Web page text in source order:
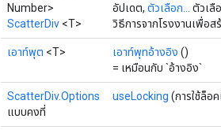
Number>
ScatterDiv <T>
อัปเดต, ตัวเลือก...
ตัวเลื
วิธีการจากโรงงานเพื่อส
เอาท์พุต <T> เอาท์พุทอ้างอิง ()
= เหมือนกับ `อ้างอิง`
ScatterDiv.Options
แบบคงที่
useLocking (การใช้ล็อ